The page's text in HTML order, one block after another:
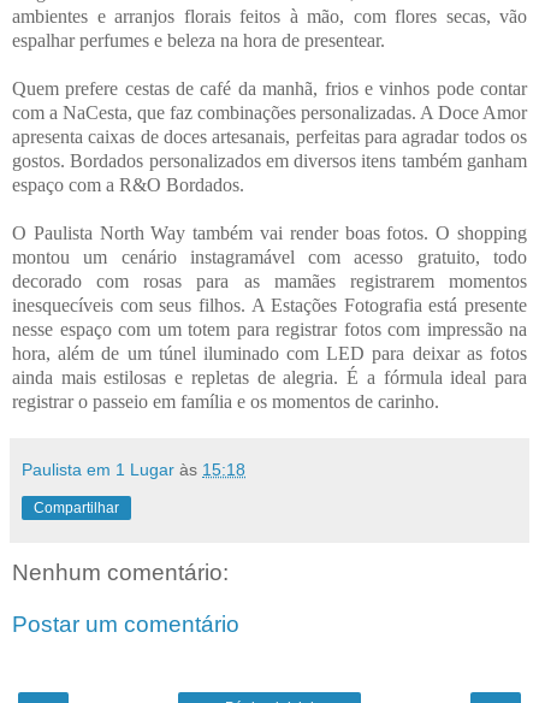
ambientes e arranjos florais feitos à mão, com flores secas, vão
espalhar perfumes e beleza na hora de presentear.
Quem prefere cestas de café da manhã, frios e vinhos pode contar
com a NaCesta, que faz combinações personalizadas. A Doce Amor
apresenta caixas de doces artesanais, perfeitas para agradar todos os
gostos. Bordados personalizados em diversos itens também ganham
espaço com a R&O Bordados.
O Paulista North Way também vai render boas fotos. O shopping
montou um cenário instagramável com acesso gratuito, todo
decorado com rosas para as mamães registrarem momentos
inesquecíveis com seus filhos. A Estações Fotografia está presente
nesse espaço com um totem para registrar fotos com impressão na
hora, além de um túnel iluminado com LED para deixar as fotos
ainda mais estilosas e repletas de alegria. É a fórmula ideal para
registrar o passeio em família e os momentos de carinho.
Paulista em 1 Lugar às 15:18
Compartilhar
Nenhum comentário:
Postar um comentário